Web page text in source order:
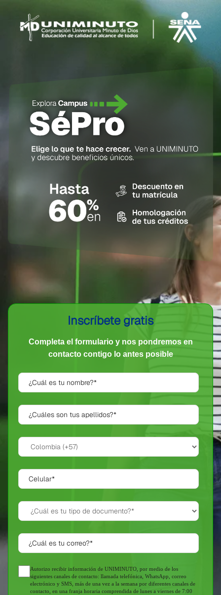
Inscríbete gratis
Completa el formulario y nos pondremos en
contacto contigo lo antes posible
Autorizo recibir información de UNIMINUTO, por medio de los
siguientes canales de contacto: llamada telefónica, WhatsApp, correo
electrónico y SMS, más de una vez a la semana por diferentes canales de
contacto, en una franja horaria comprendida de lunes a viernes de 7:00